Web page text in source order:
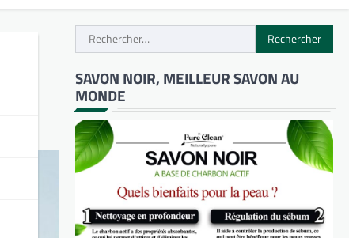
Rechercher :
SAVON NOIR, MEILLEUR SAVON AU
MONDE